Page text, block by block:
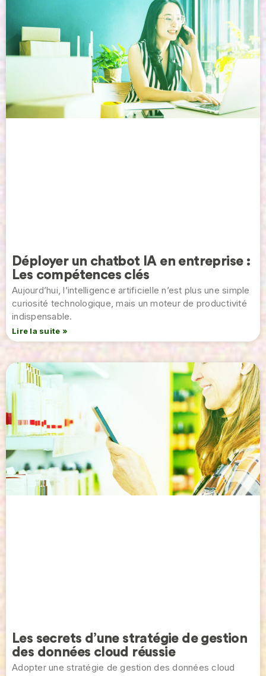
Déployer un chatbot IA en entreprise :
Les compétences clés
Aujourd’hui, l’intelligence artificielle n’est plus une simple
curiosité technologique, mais un moteur de productivité
indispensable.
Lire la suite »
Les secrets d’une stratégie de gestion
des données cloud réussie
Adopter une stratégie de gestion des données cloud